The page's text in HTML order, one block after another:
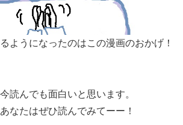
ようになったのはこの漫画のおかげ！
読んでも面白いと思います。
なたはぜひ読んでみてーー！